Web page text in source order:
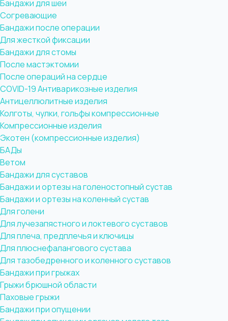
Бандажи для шеи
Согревающие
Бандажи после операции
Для жесткой фиксации
Бандажи для стомы
После мастэктомии
После операций на сердце
COVID-19Антиварикозные изделия
Антицеллюлитные изделия
Колготы, чулки, гольфы компрессионные
Компрессионные изделия
Экотен (компрессионные изделия)
БАДы
Ветом
Бандажи для суставов
Бандажи и ортезы на голеностопный сустав
Бандажи и ортезы на коленный сустав
Для голени
Для лучезапястного и локтевого суставов
Для плеча, предплечья и ключицы
Для плюснефалангового сустава
Для тазобедренного и коленного суставов
Бандажи при грыжах
Грыжи брюшной области
Паховые грыжи
Бандажи при опущении